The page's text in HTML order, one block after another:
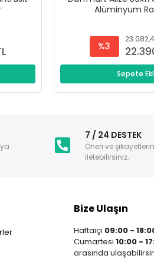
Alüminyum
%3
Sepete
7 / 24 DESTEK
Öneri ve
iletebilirsiniz.
Bize Ulaşın
Haftaiçi 09:00 -
Cumartesi 10:00 -
arasında